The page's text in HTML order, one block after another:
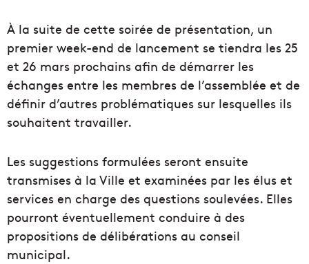
À la suite de cette soirée de présentation, un
premier week-end de lancement se tiendra les 25
et 26 mars prochains afin de démarrer les
échanges entre les membres de l’assemblée et de
définir d’autres problématiques sur lesquelles ils
souhaitent travailler.
Les suggestions formulées seront ensuite
transmises à la Ville et examinées par les élus et
services en charge des questions soulevées. Elles
pourront éventuellement conduire à des
propositions de délibérations au conseil
municipal.